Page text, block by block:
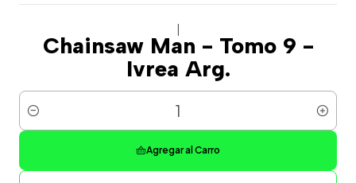
Chainsaw Man - Tomo 9 -
Ivrea Arg.
Cantidad
Agregar al Carro